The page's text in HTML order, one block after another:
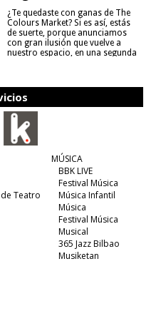
¿Te quedaste con ganas de The
Colours Market? Si es así, estás
de suerte, porque anunciamos
con gran ilusión que vuelve a
nuestro espacio, en una segunda
Teatro
MÚSICA
BBK LIVE
Festival Música
Música Infantil
Música
Festival Música
Musical
365 Jazz Bilbao
Musiketan